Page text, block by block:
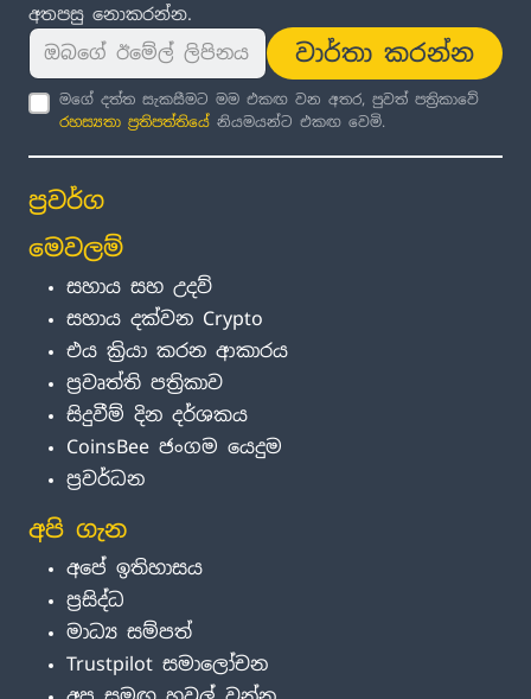
අතපසු නොකරන්න.
වාර්තා කරන්න
මගේ දත්ත සැකසීමට මම එකඟ වන අතර, පුවත් පත්‍රිකාවේ
රහස්‍යතා ප්‍රතිපත්තිය ේ නියමයන්ට එකඟ වෙමි.
ප්‍රවර්ග
මෙවලම්
සහාය සහ උදව්
සහාය දක්වන Crypto
එය ක්‍රියා කරන ආකාරය
ප්‍රවෘත්ති පත්‍රිකාව
සිදුවීම් දින දර්ශකය
CoinsBee ජංගම යෙදුම
ප්‍රවර්ධන
අපි ගැන
අපේ ඉතිහාසය
ප්‍රසිද්ධ
මාධ්‍ය සම්පත්
Trustpilot සමාලෝචන